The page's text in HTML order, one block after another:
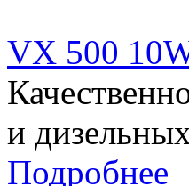
VX 500
и
Подробнее